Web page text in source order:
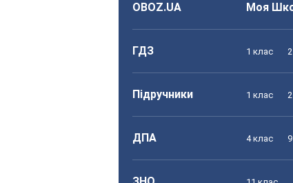
OBOZ.UA Моя
ГДЗ 1 клас
Підручники 1 клас
ДПА 4 клас